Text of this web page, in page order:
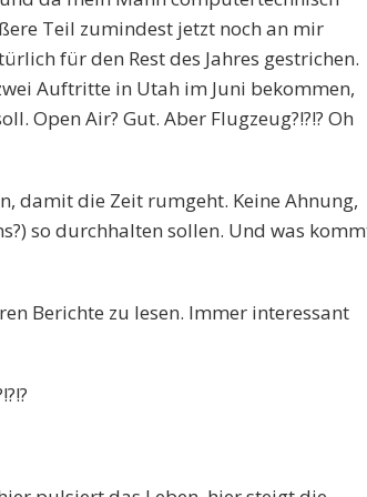
Teil zumindest jetzt noch an mir
für den Rest des Jahres gestrichen.
Auftritte in Utah im Juni bekommen,
Open Air? Gut. Aber Flugzeug?!?!? Oh
damit die Zeit rumgeht. Keine Ahnung,
so durchhalten sollen. Und was
Berichte zu lesen. Immer interessant